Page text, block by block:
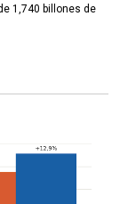
1,740 billones de